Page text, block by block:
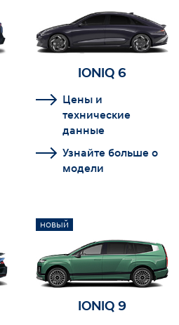
IONIQ 6
Цены и
технические
данные
Узнайте больше о
модели
НОВЫЙ
IONIQ 9